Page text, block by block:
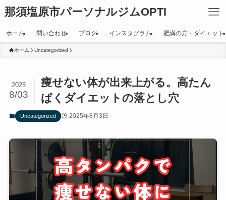
那須塩原市パーソナルジムOPTI
ホーム 問い合わせ ブログ インスタグラム 肥満の方・ダイエット
ホーム Uncategorized
痩せない体が出来上がる。高たん
ぱくダイエットの落とし穴
2025
8/03
Uncategorized 2025年8月3日